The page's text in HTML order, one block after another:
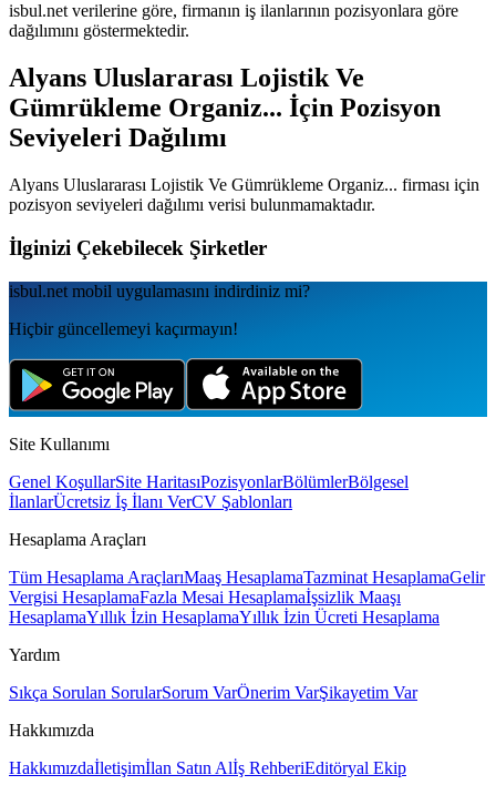
isbul.net verilerine göre, firmanın iş ilanlarının pozisyonlara göre
dağılımını göstermektedir.
Alyans Uluslararası Lojistik Ve
Gümrükleme Organiz... İçin Pozisyon
Seviyeleri Dağılımı
Alyans Uluslararası Lojistik Ve Gümrükleme Organiz... firması için
pozisyon seviyeleri dağılımı verisi bulunmamaktadır.
İlginizi Çekebilecek Şirketler
isbul.net mobil uygulamаsını indirdiniz mi?
Hiçbir güncellemeyi kaçırmayın!
Site Kullanımı
Genel KoşullarSite HaritasıPozisyonlarBölümlerBölgesel
İlanlarÜcretsiz İş İlanı VerCV Şablonları
Hesaplama Araçları
Tüm Hesaplama AraçlarıMaaş HesaplamaTazminat HesaplamaGelir
Vergisi HesaplamaFazla Mesai Hesaplamaİşsizlik Maaşı
HesaplamaYıllık İzin HesaplamaYıllık İzin Ücreti Hesaplama
Yardım
Sıkça Sorulan SorularSorum VarÖnerim VarŞikayetim Var
Hakkımızda
Hakkımızdaİletişimİlan Satın Alİş RehberiEditöryal Ekip